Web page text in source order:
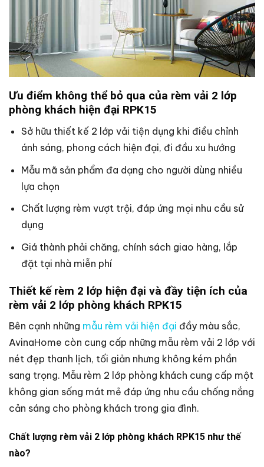
Ưu điểm không thể bỏ qua của rèm vải 2 lớp
phòng khách hiện đại RPK15
Sở hữu thiết kế 2 lớp vải tiện dụng khi điều chỉnh
ánh sáng, phong cách hiện đại, đi đầu xu hướng
Mẫu mã sản phẩm đa dạng cho người dùng nhiều
lựa chọn
Chất lượng rèm vượt trội, đáp ứng mọi nhu cầu sử
dụng
Giá thành phải chăng, chính sách giao hàng, lắp
đặt tại nhà miễn phí
Thiết kế rèm 2 lớp hiện đại và đầy tiện ích của
rèm vải 2 lớp phòng khách RPK15
Bên cạnh những mẫu rèm vải hiện đại đầy màu sắc,
AvinaHome còn cung cấp những mẫu rèm vải 2 lớp với
nét đẹp thanh lịch, tối giản nhưng không kém phần
sang trọng. Mẫu rèm 2 lớp phòng khách cung cấp một
không gian sống mát mẻ đáp ứng nhu cầu chống nắng
cản sáng cho phòng khách trong gia đình.
Chất lượng rèm vải 2 lớp phòng khách RPK15 như thế
nào?